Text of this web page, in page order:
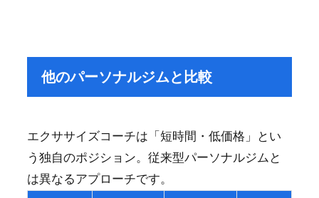
他のパーソナルジムと比較
エクササイズコーチは「短時間・低価格」とい
う独自のポジション。従来型パーソナルジムと
は異なるアプローチです。